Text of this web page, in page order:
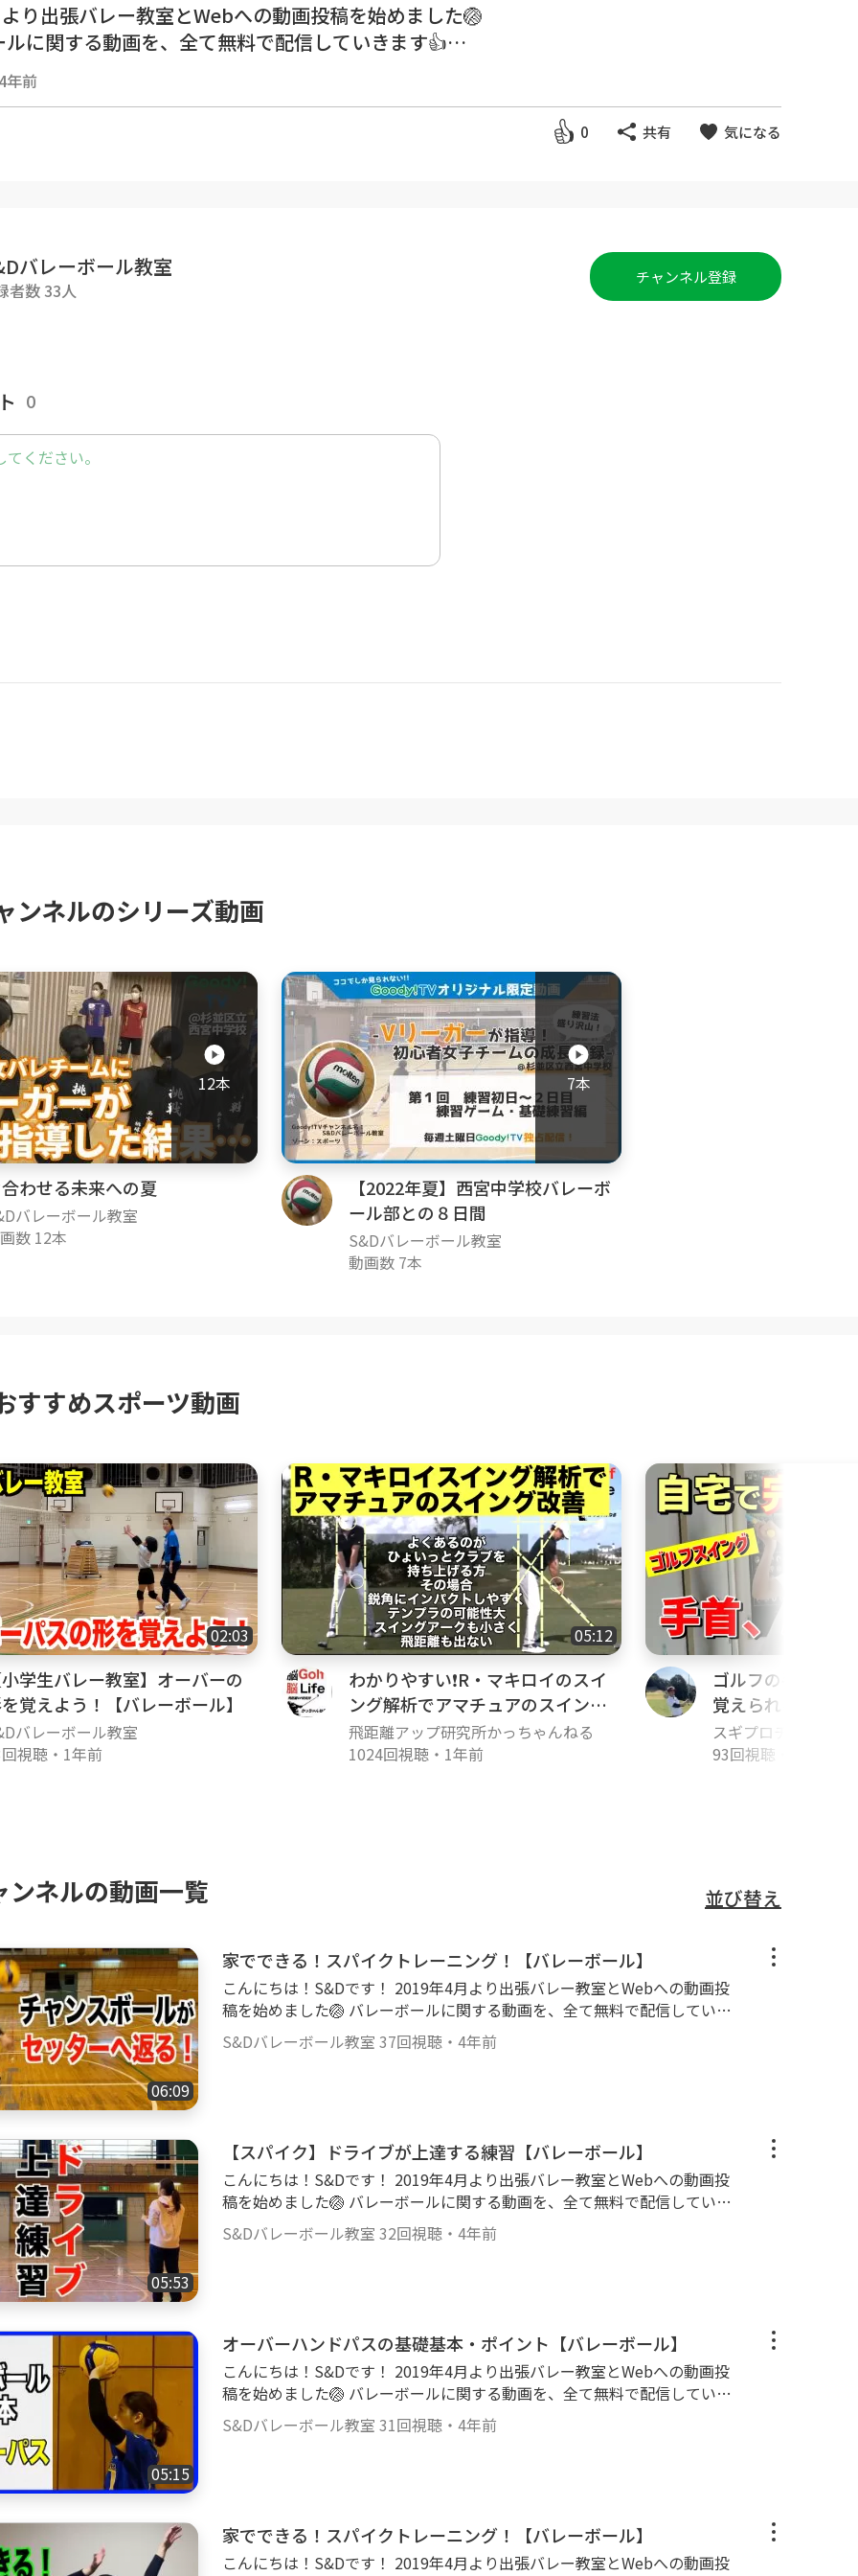
り出張バレー教室とWebへの動画投稿を始めました🏐
に関する動画を、全て無料で配信していきます👍
での経験に基づき、１人でも上達の気づきやキッカケになってもらえればとても
‼️
年前
0 共有 気になる
バレーボール教室
者数 33人
チャンネル登録
0
ください。
ンネルのシリーズ動画
12本
わせる未来への夏
バレーボール教室
数 12本
7本
【2022年夏】西宮中学校バレーボ
ール部との８日間
S&Dバレーボール教室
動画数 7本
すすめスポーツ動画
02:03
学生バレー教室】オーバーの
覚えよう！【バレーボール】
バレーボール教室
視聴 ・ 1年前
05:12
わかりやすい❗️R・マキロイのスイ
ング解析でアマチュアのスイング
改善‼️
飛距離アップ研究所かっちゃんねる
1024回視聴 ・ 1年前
ゴルフの手首と
覚えられる！自宅
グの基礎１！手
スター
スギプロチャンネル
93回視聴
ンネルの動画一覧 並び替え
06:09
家でできる！スパイクトレーニング！【バレーボール】
こんにちは！S&Dです！ 2019年4月より出張バレー教室とWebへの動画投
稿を始めました🏐 バレーボールに関する動画を、全て無料で配信していき
ます👍 私たちの今までの経験に基づき、１人でも上達の気づきやキッカケ
になってもらえればとても嬉しいです‼️ ------------------------------------------
を上げるには、筋力と柔軟性どちらも重要ですので、バランスよく取り組ん
でいきましょう‼️ --------------------------------------------------------- #バレー
ボール ＃スパイク ＃家トレ ＃パス ＃バレー講座
S&Dバレーボール教室 37回視聴 ・ 4年前
05:53
【スパイク】ドライブが上達する練習【バレーボール】
こんにちは！S&Dです！ 2019年4月より出張バレー教室とWebへの動画投
稿を始めました🏐 バレーボールに関する動画を、全て無料で配信していき
ます👍 私たちの今までの経験に基づき、１人でも上達の気づきやキッカケ
になってもらえればとても嬉しいです‼️ ------------------------------------------
れてみてください‼️ --------------------------------------------------------- #バレ
ーボール ＃ハイキュー ＃スパイク ＃ドライブ
S&Dバレーボール教室 32回視聴 ・ 4年前
05:15
オーバーハンドパスの基礎基本・ポイント【バレーボール】
こんにちは！S&Dです！ 2019年4月より出張バレー教室とWebへの動画投
稿を始めました🏐 バレーボールに関する動画を、全て無料で配信していき
ます👍 私たちの今までの経験に基づき、１人でも上達の気づきやキッカケ
になってもらえればとても嬉しいです‼️ ------------------------------------------
レー講座
S&Dバレーボール教室 31回視聴 ・ 4年前
家でできる！スパイクトレーニング！【バレーボール】
こんにちは！S&Dです！ 2019年4月より出張バレー教室とWebへの動画投